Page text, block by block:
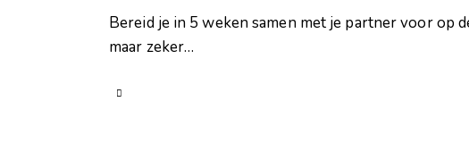
Bereid je in 5 weken samen met je partner voor op
maar zeker…